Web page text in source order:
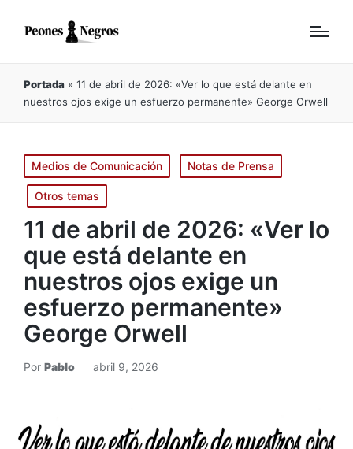
Portada » 11 de abril de 2026: «Ver lo que está delante en
nuestros ojos exige un esfuerzo permanente» George Orwell
Publicado
en
Medios de Comunicación Notas de Prensa
Otros temas
11 de abril de 2026: «Ver lo
que está delante en
nuestros ojos exige un
esfuerzo permanente»
George Orwell
Publicado
Por Pablo abril 9, 2026